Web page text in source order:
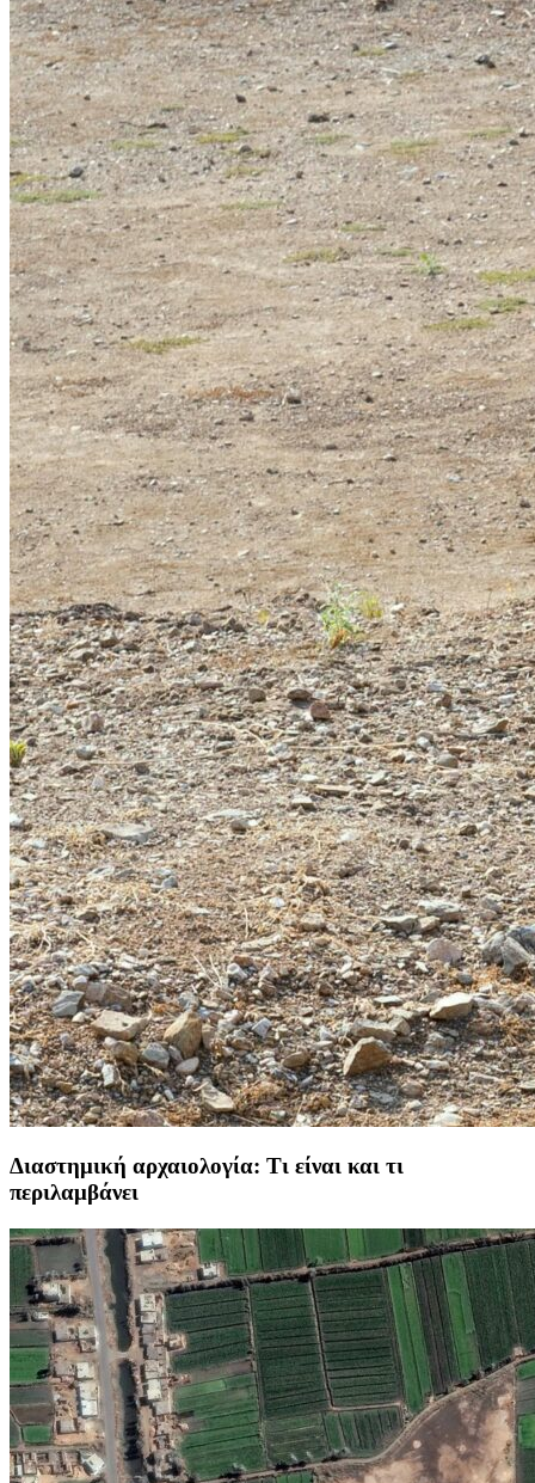
Διαστημική αρχαιολογία: Τι είναι και τι
περιλαμβάνει